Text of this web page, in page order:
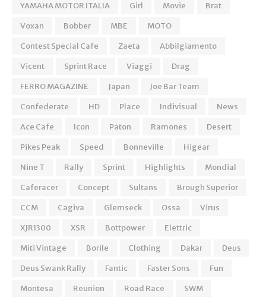
YAMAHA MOTOR ITALIA
Girl Movie
Brat
Voxan
Bobber MBE
MOTO
Contest Special Cafe
Zaeta
Abbilgiamento
Vicent
Sprint Race Viaggi
Drag
FERRO MAGAZINE
Japan
Joe Bar Team
Confederate
HD Place Indivisual
News
Ace Cafe
Icon Paton Ramones
Desert
Pikes Peak
Speed Bonneville
Higear
Nine T
Rally Sprint Highlights
Mondial
Caferacer
Concept Sultans
Brough Superior
CCM
Cagiva Glemseck Ossa
Virus
XJR1300
XSR Bottpower
Elettric
Miti Vintage
Borile Clothing Dakar
Deus
Deus Swank Rally
Fantic Faster Sons
Fun
Montesa
Reunion Road Race
SWM